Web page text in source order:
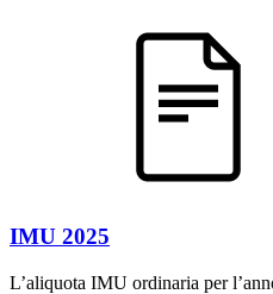
IMU 2025
L’aliquota IMU ordinaria per